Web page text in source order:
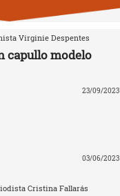
Virginie Despentes
capullo modelo
23/09/2023
03/06/2023
Cristina Fallarás